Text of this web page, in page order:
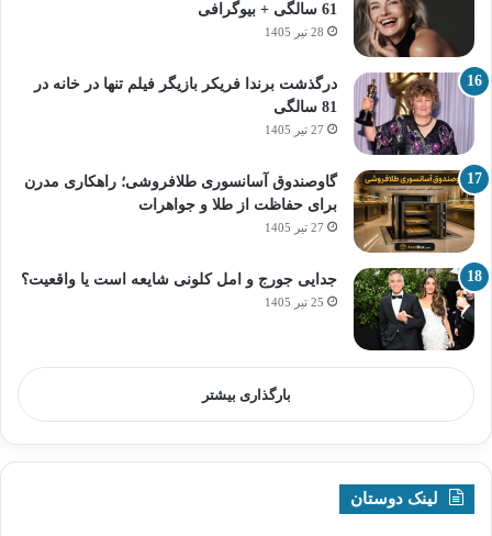
61 سالگی + بیوگرافی
28 تیر 1405
درگذشت برندا فریکر بازیگر فیلم تنها در خانه در
81 سالگی
27 تیر 1405
گاوصندوق آسانسوری طلافروشی؛ راهکاری مدرن
برای حفاظت از طلا و جواهرات
27 تیر 1405
جدایی جورج و امل کلونی شایعه است یا واقعیت؟
25 تیر 1405
بارگذاری بیشتر
لینک دوستان